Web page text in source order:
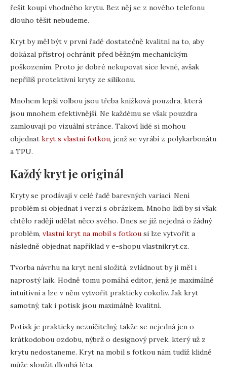
řešit koupí vhodného krytu. Bez něj se z nového telefonu
dlouho těšit nebudeme.
Kryt by měl být v první řadě dostatečně kvalitní na to, aby
dokázal přístroj ochránit před běžným mechanickým
poškozením. Proto je dobré nekupovat sice levné, avšak
nepříliš protektivní kryty ze silikonu.
Mnohem lepší volbou jsou třeba knížková pouzdra, která
jsou mnohem efektivnější. Ne každému se však pouzdra
zamlouvají po vizuální stránce. Takoví lidé si mohou
objednat kryt s vlastní fotkou, jenž se vyrábí z polykarbonátu
a TPU.
Každý kryt je originál
Kryty se prodávají v celé řadě barevných variací. Není
problém si objednat i verzi s obrázkem. Mnoho lidí by si však
chtělo raději udělat něco svého. Dnes se již nejedná o žádný
problém, vlastní kryt na mobil s fotkou si lze vytvořit a
následně objednat například v e-shopu vlastnikryt.cz.
Tvorba návrhu na kryt není složitá, zvládnout by ji měl i
naprostý laik. Hodně tomu pomáhá editor, jenž je maximálně
intuitivní a lze v něm vytvořit prakticky cokoliv. Jak kryt
samotný, tak i potisk jsou maximálně kvalitní.
Potisk je prakticky nezničitelný, takže se nejedná jen o
krátkodobou ozdobu, nýbrž o designový prvek, který už z
krytu nedostaneme. Kryt na mobil s fotkou nám tudíž klidně
může sloužit dlouhá léta.